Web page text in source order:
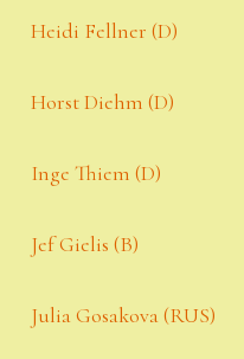
Heidi Fellner (D)
Horst Diehm (D)
Inge Thiem (D)
Jef Gielis (B)
Julia Gosakova (RUS)